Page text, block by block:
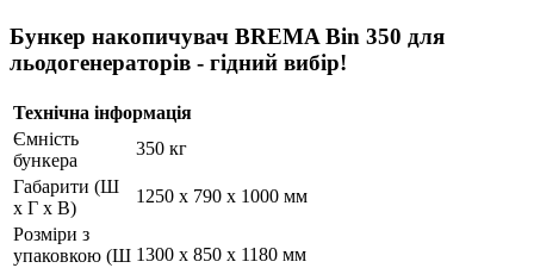
Бункер накопичувач BREMA Bin 350 для
льодогенераторів - гідний вибір!
Технічна інформація
Ємність
бункера
350 кг
Габарити (Ш
x Г x В)
1250 x 790 x 1000 мм
Розміри з
упаковкою (Ш 1300 x 850 x 1180 мм